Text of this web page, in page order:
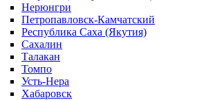
Нерюнгри
Петропавловск-Камчатский
Республика Саха (Якутия)
Сахалин
Талакан
Томпо
Усть-Нера
Хабаровск